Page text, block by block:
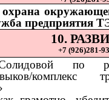
охрана
предприятия
10.
+7 (926)281-
по
комплекс